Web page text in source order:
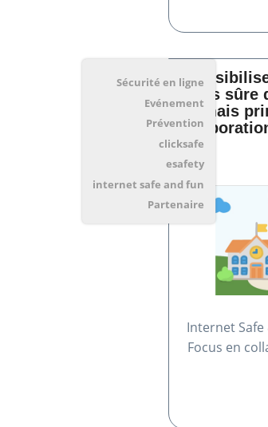
plus sûre
jamais
Sécurité en ligne
Evénement
Prévention
clicksafe
esafety
internet safe and fun
Partenaire
Internet
Focus en